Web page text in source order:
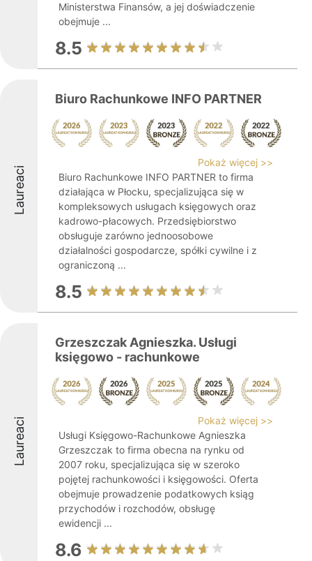
Ministerstwa Finansów, a jej doświadczenie
obejmuje ...
8.5
Laureaci
Biuro Rachunkowe INFO PARTNER
Pokaż więcej >>
Biuro Rachunkowe INFO PARTNER to firma
działająca w Płocku, specjalizująca się w
kompleksowych usługach księgowych oraz
kadrowo-płacowych. Przedsiębiorstwo
obsługuje zarówno jednoosobowe
działalności gospodarcze, spółki cywilne i z
ograniczoną ...
8.5
Laureaci
Grzeszczak Agnieszka. Usługi
księgowo - rachunkowe
Pokaż więcej >>
Usługi Księgowo-Rachunkowe Agnieszka
Grzeszczak to firma obecna na rynku od
2007 roku, specjalizująca się w szeroko
pojętej rachunkowości i księgowości. Oferta
obejmuje prowadzenie podatkowych ksiąg
przychodów i rozchodów, obsługę
ewidencji ...
8.6